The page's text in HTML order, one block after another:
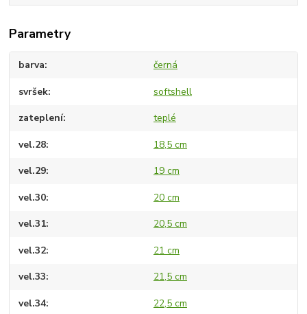
Parametry
barva černá
svršek softshell
zateplení teplé
vel.28 18,5 cm
vel.29 19 cm
vel.30 20 cm
vel.31 20,5 cm
vel.32 21 cm
vel.33 21,5 cm
vel.34 22,5 cm